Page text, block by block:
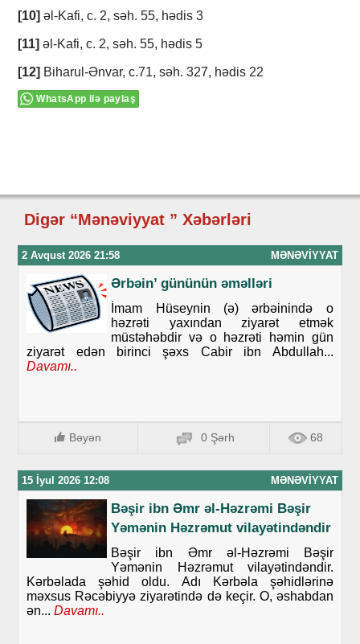
[10] əl-Kafi, c. 2, səh. 55, hədis 3
[11] əl-Kafi, c. 2, səh. 55, hədis 5
[12] Biharul-Ənvar, c.71, səh. 327, hədis 22
WhatsApp ilə paylaş
Digər “Mənəviyyat ” Xəbərləri
2 Avqust 2026 21:58 MƏNƏVIYYAT
Ərbəin’ gününün əməlləri
İmam Hüseynin (ə) ərbəinində o
həzrəti yaxından ziyarət etmək
müstəhəbdir və o həzrəti həmin gün
ziyarət edən birinci şəxs Cabir ibn Abdullah...
Davamı..
Bəyən 0 Şərh 68
15 İyul 2026 12:08 MƏNƏVIYYAT
Bəşir ibn Əmr əl-Həzrəmi Bəşir
Yəmənin Həzrəmut vilayətindəndir
Bəşir ibn Əmr əl-Həzrəmi Bəşir
Yəmənin Həzrəmut vilayətindəndir.
Kərbəlada şəhid oldu. Adı Kərbəla şəhidlərinə
məxsus Rəcəbiyyə ziyarətində də keçir. O, əshabdan
ən... Davamı..